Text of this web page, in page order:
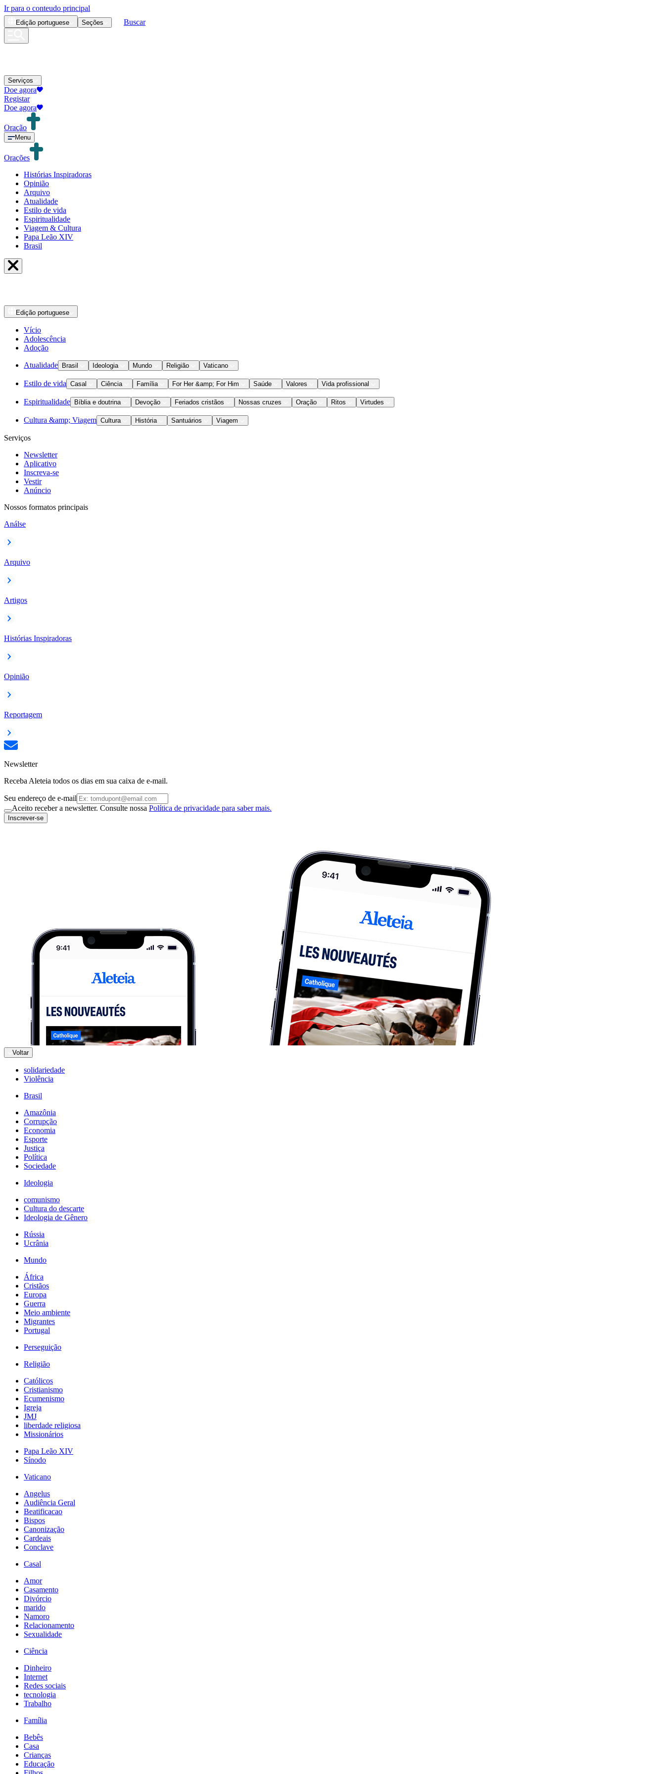
Ir para o conteudo principal
Edição portuguese Seções Buscar
Serviços
Doe agora
Registar
Doe agora
Oração
Menu
Orações
Histórias Inspiradoras
Opinião
Arquivo
Atualidade
Estilo de vida
Espiritualidade
Viagem & Cultura
Papa Leão XIV
Brasil
Edição portuguese
Vício
Adolescência
Adoção
Atualidade Brasil Ideologia Mundo Religião Vaticano
Estilo de vida Casal Ciência Família For Her &amp; For Him Saúde Valores Vida profissional
Espiritualidade Bíblia e doutrina Devoção Feriados cristãos Nossas cruzes Oração Ritos Virtudes
Cultura &amp; Viagem Cultura História Santuários Viagem
Serviços
Newsletter
Aplicativo
Inscreva-se
Vestir
Anúncio
Nossos formatos principais
Análse
Arquivo
Artigos
Histórias Inspiradoras
Opinião
Reportagem
Newsletter
Receba Aleteia todos os dias em sua caixa de e-mail.
Seu endereço de e-mail
Aceito receber a newsletter. Consulte nossa Política de privacidade para saber mais.
Inscrever-se
Voltar
solidariedade
Violência
Brasil
Amazônia
Corrupção
Economia
Esporte
Justiça
Política
Sociedade
Ideologia
comunismo
Cultura do descarte
Ideologia de Gênero
Rússia
Ucrânia
Mundo
África
Cristãos
Europa
Guerra
Meio ambiente
Migrantes
Portugal
Perseguição
Religião
Católicos
Cristianismo
Ecumenismo
Igreja
JMJ
liberdade religiosa
Missionários
Papa Leão XIV
Sínodo
Vaticano
Angelus
Audiência Geral
Beatificacao
Bispos
Canonização
Cardeais
Conclave
Casal
Amor
Casamento
Divórcio
marido
Namoro
Relacionamento
Sexualidade
Ciência
Dinheiro
Internet
Redes sociais
tecnologia
Trabalho
Família
Bebês
Casa
Crianças
Educação